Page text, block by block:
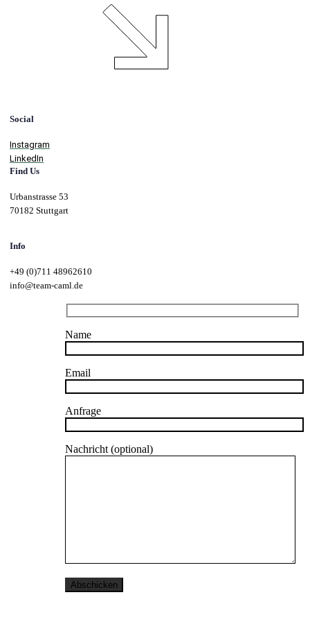
Social
Instagram
LinkedIn
Find Us
Urbanstrasse 53
70182 Stuttgart
Info
+49 (0)711 48962610
info@team-caml.de
Name
Email
Anfrage
Nachricht (optional)